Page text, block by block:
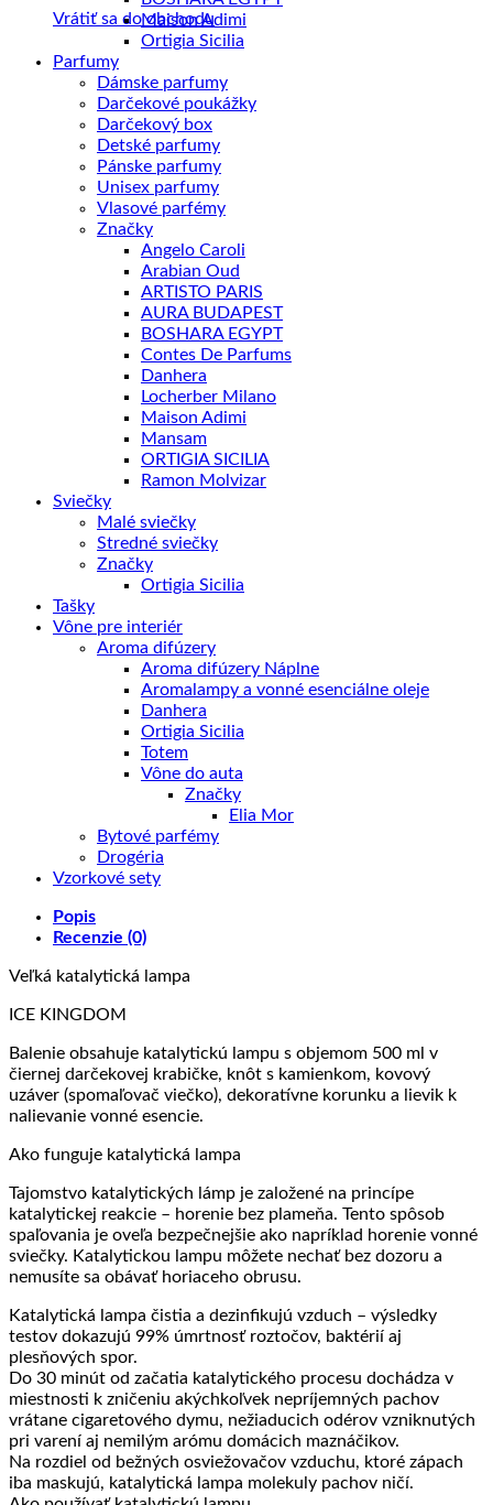
Vrátiť sa do obchodu
Maison Adimi
Ortigia Sicilia
Parfumy
Dámske parfumy
Darčekové poukážky
Darčekový box
Detské parfumy
Pánske parfumy
Unisex parfumy
Vlasové parfémy
Značky
Angelo Caroli
Arabian Oud
ARTISTO PARIS
AURA BUDAPEST
BOSHARA EGYPT
Contes De Parfums
Danhera
Locherber Milano
Maison Adimi
Mansam
ORTIGIA SICILIA
Ramon Molvizar
Sviečky
Malé sviečky
Stredné sviečky
Značky
Ortigia Sicilia
Tašky
Vône pre interiér
Aroma difúzery
Aroma difúzery Náplne
Aromalampy a vonné esenciálne oleje
Danhera
Ortigia Sicilia
Totem
Vône do auta
Značky
Elia Mor
Bytové parfémy
Drogéria
Vzorkové sety
Popis
Recenzie (0)
Veľká katalytická lampa
ICE KINGDOM
Balenie obsahuje katalytickú lampu s objemom 500 ml v
čiernej darčekovej krabičke, knôt s kamienkom, kovový
uzáver (spomaľovač viečko), dekoratívne korunku a lievik k
nalievanie vonné esencie.
Ako funguje katalytická lampa
Tajomstvo katalytických lámp je založené na princípe
katalytickej reakcie – horenie bez plameňa. Tento spôsob
spaľovania je oveľa bezpečnejšie ako napríklad horenie vonné
sviečky. Katalytickou lampu môžete nechať bez dozoru a
nemusíte sa obávať horiaceho obrusu.
Katalytická lampa čistia a dezinfikujú vzduch – výsledky
testov dokazujú 99% úmrtnosť roztočov, baktérií aj
plesňových spor.
Do 30 minút od začatia katalytického procesu dochádza v
miestnosti k zničeniu akýchkoľvek nepríjemných pachov
vrátane cigaretového dymu, nežiaducich odérov vzniknutých
pri varení aj nemilým arómu domácich maznáčikov.
Na rozdiel od bežných osviežovačov vzduchu, ktoré zápach
iba maskujú, katalytická lampa molekuly pachov ničí.